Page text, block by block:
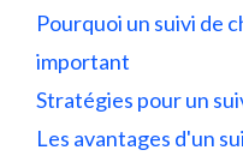
Pourquoi un suivi de
important
Stratégies pour un
Les avantages d'un